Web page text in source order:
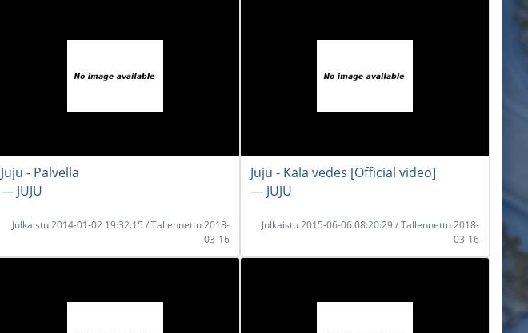
Juju - Palvella
― JUJU
Julkaistu 2014-01-02 19:32:15 / Tallennettu 2018-
03-16
Juju - Kala vedes [Official video]
― JUJU
Julkaistu 2015-06-06 08:20:29 / Tallennettu 2018-
03-16